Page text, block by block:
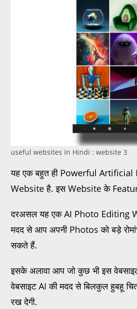
useful websites in Hindi : website 3
यह एक बहुत ही Powerful
Website है. इस Website के
दरअसल यह एक AI Photo Editing
मदद से आप अपनी Photos को बड़े
सकते हैं.
इसके अलावा आप जो कुछ भी इस
वेबसाइट AI की मदद से बिलकुल हुबहू
रख देगी.